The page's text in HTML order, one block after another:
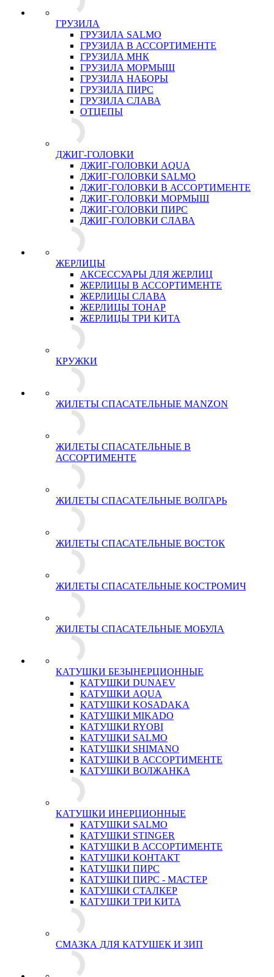
ГРУЗИЛА
ГРУЗИЛА SALMO
ГРУЗИЛА В АССОРТИМЕНТЕ
ГРУЗИЛА МНК
ГРУЗИЛА МОРМЫШ
ГРУЗИЛА НАБОРЫ
ГРУЗИЛА ПИРС
ГРУЗИЛА СЛАВА
ОТЦЕПЫ
ДЖИГ-ГОЛОВКИ
ДЖИГ-ГОЛОВКИ AQUA
ДЖИГ-ГОЛОВКИ SALMO
ДЖИГ-ГОЛОВКИ В АССОРТИМЕНТЕ
ДЖИГ-ГОЛОВКИ МОРМЫШ
ДЖИГ-ГОЛОВКИ ПИРС
ДЖИГ-ГОЛОВКИ СЛАВА
ЖЕРЛИЦЫ
АКСЕССУАРЫ ДЛЯ ЖЕРЛИЦ
ЖЕРЛИЦЫ В АССОРТИМЕНТЕ
ЖЕРЛИЦЫ СЛАВА
ЖЕРЛИЦЫ ТОНАР
ЖЕРЛИЦЫ ТРИ КИТА
КРУЖКИ
ЖИЛЕТЫ СПАСАТЕЛЬНЫЕ MANZON
ЖИЛЕТЫ СПАСАТЕЛЬНЫЕ В
АССОРТИМЕНТЕ
ЖИЛЕТЫ СПАСАТЕЛЬНЫЕ ВОЛГАРЬ
ЖИЛЕТЫ СПАСАТЕЛЬНЫЕ ВОСТОК
ЖИЛЕТЫ СПАСАТЕЛЬНЫЕ КОСТРОМИЧ
ЖИЛЕТЫ СПАСАТЕЛЬНЫЕ МОБУЛА
КАТУШКИ БЕЗЫНЕРЦИОННЫЕ
КАТУШКИ DUNAEV
КАТУШКИ AQUA
КАТУШКИ KOSADAKA
КАТУШКИ MIKADO
КАТУШКИ RYOBI
КАТУШКИ SALMO
КАТУШКИ SHIMANO
КАТУШКИ В АССОРТИМЕНТЕ
КАТУШКИ ВОЛЖАНКА
КАТУШКИ ИНЕРЦИОННЫЕ
КАТУШКИ SALMO
КАТУШКИ STINGER
КАТУШКИ В АССОРТИМЕНТЕ
КАТУШКИ КОНТАКТ
КАТУШКИ ПИРС
КАТУШКИ ПИРС - МАСТЕР
КАТУШКИ СТАЛКЕР
КАТУШКИ ТРИ КИТА
СМАЗКА ДЛЯ КАТУШЕК И ЗИП